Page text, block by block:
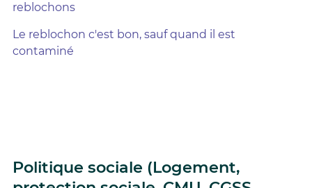
reblochons
Le reblochon c'est bon, sauf quand il est
contaminé
Politique sociale (Logement,